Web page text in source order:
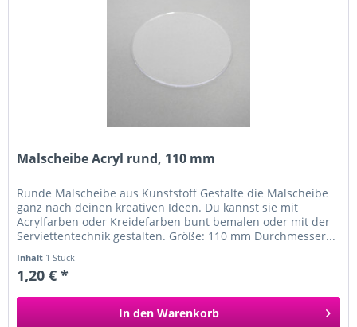
Malscheibe Acryl rund, 110 mm
Runde Malscheibe aus Kunststoff Gestalte die Malscheibe
ganz nach deinen kreativen Ideen. Du kannst sie mit
Acrylfarben oder Kreidefarben bunt bemalen oder mit der
Serviettentechnik gestalten. Größe: 110 mm Durchmesser...
Inhalt 1 Stück
1,20 € *
In den Warenkorb